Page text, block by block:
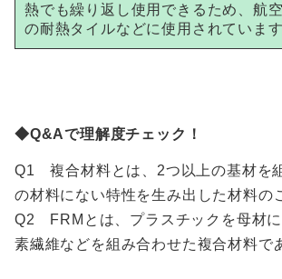
熱でも繰り返し使用できるため、航
の耐熱タイルなどに使用されています
◆Q&Aで理解度チェック！
Q1 複合材料とは、2つ以上の基材を
の材料にない特性を生み出した材料の
Q2 FRMとは、プラスチックを母材
素繊維などを組み合わせた複合材料で